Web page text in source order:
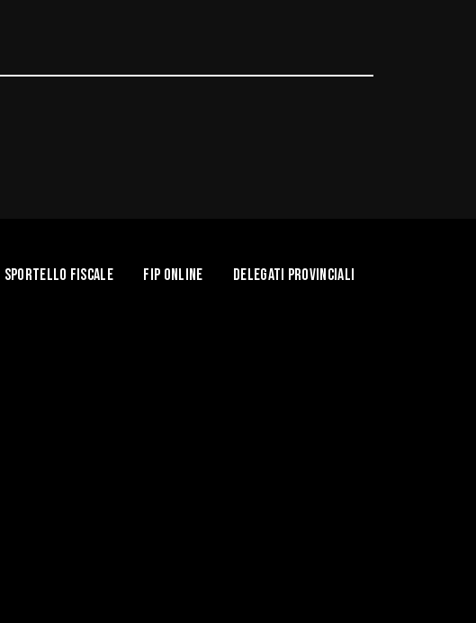
Sportello Fiscale Fip Online DELEGATI PROVINCIALI